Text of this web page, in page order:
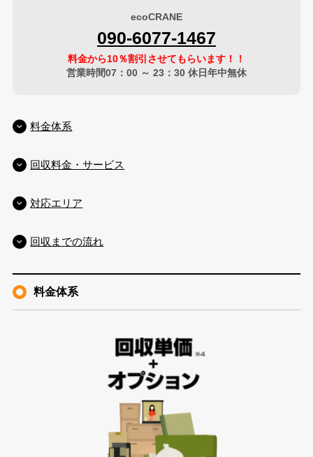
ecoCRANE
090-6077-1467
料金から10％割引させてもらいます！！
営業時間07：00 ～ 23：30 休日年中無休
料金体系
回収料金・サービス
対応エリア
回収までの流れ
料金体系